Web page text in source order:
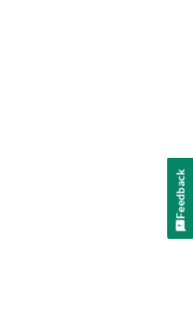
Feedback